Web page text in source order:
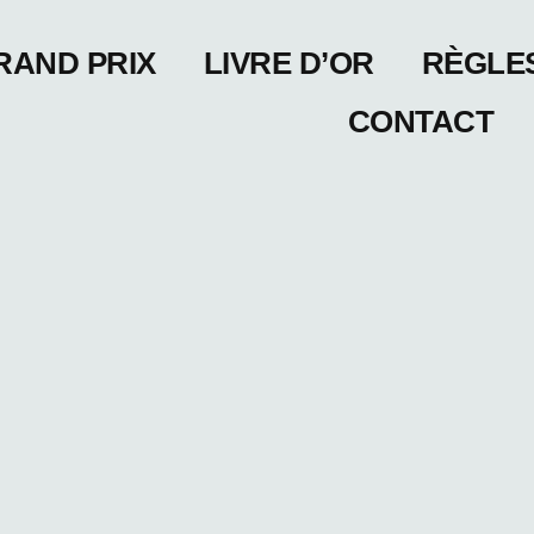
PRIX LIVRE D’OR
CONTACT